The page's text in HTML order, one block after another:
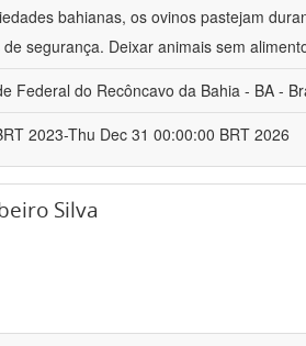
bahianas, os ovinos pastejam
segurança. Deixar animais sem
Federal do Recôncavo da Bahia - BA -
2023-Thu Dec 31 00:00:00 BRT 2026
Silva